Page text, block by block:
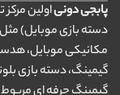
پابجی دونیاولین
دسته بازی موبایل)
مکانیکی موبایل،
گیمینگ، دسته بازی